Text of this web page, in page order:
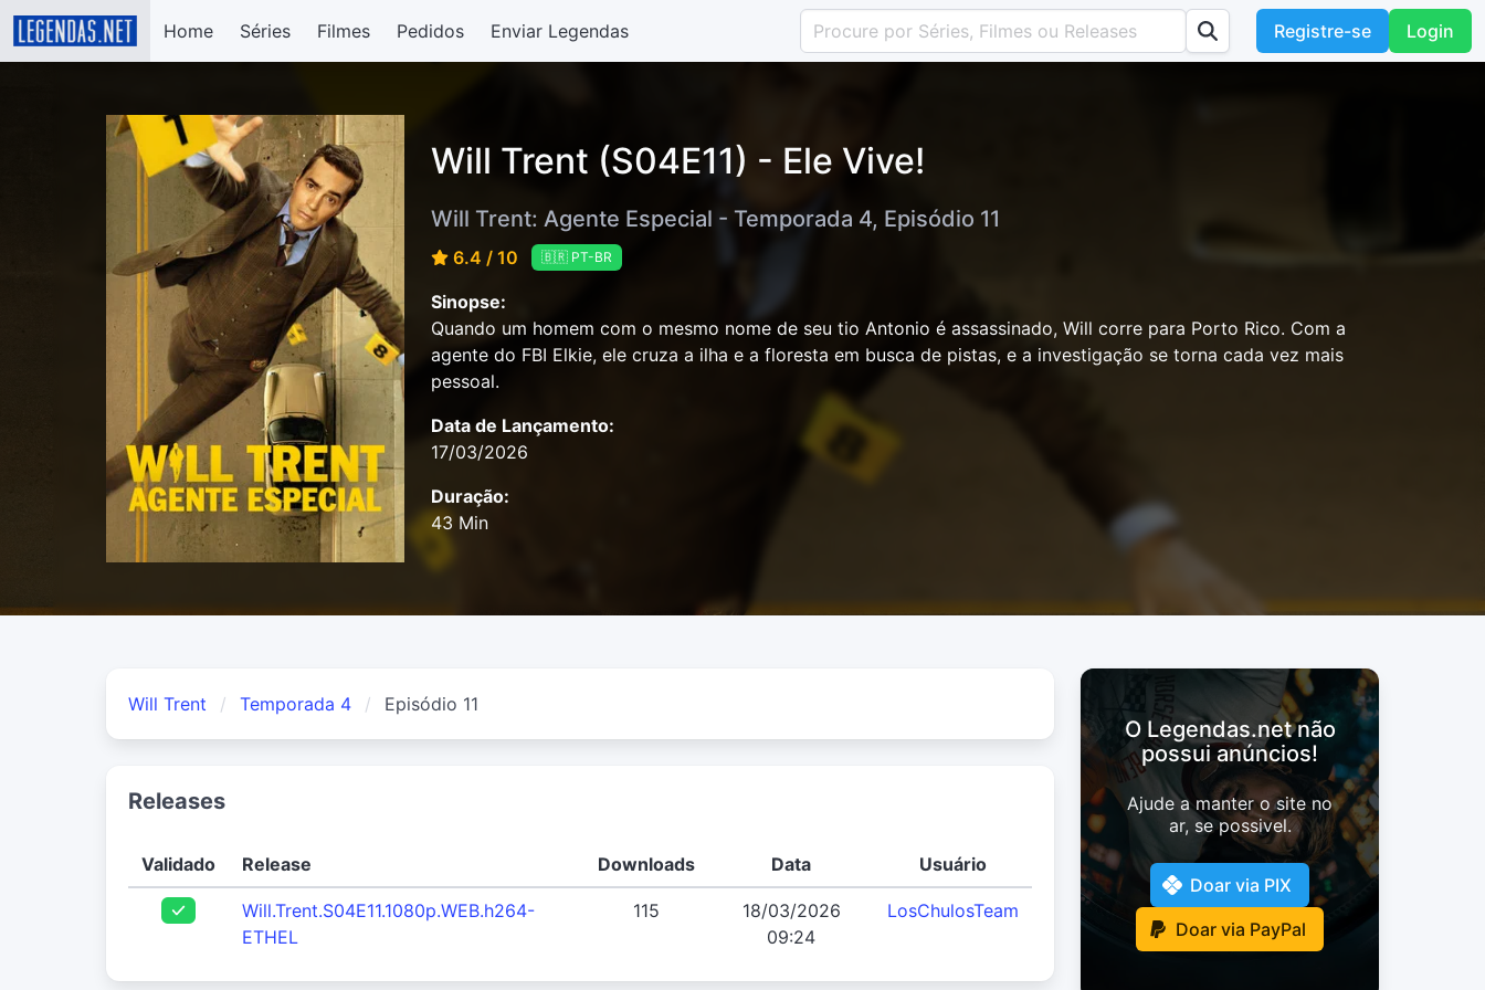
Home Séries Filmes Pedidos Enviar Legendas Registre-se Login
Will Trent (S04E11) - Ele Vive!
Will Trent: Agente Especial - Temporada 4, Episódio 11
6.4 / 10 🇧🇷 PT-BR
Sinopse:
Quando um homem com o mesmo nome de seu tio Antonio é assassinado, Will corre para Porto Rico. Com a
agente do FBI Elkie, ele cruza a ilha e a floresta em busca de pistas, e a investigação se torna cada vez mais
pessoal.
Data de Lançamento:
17/03/2026
Duração:
43 Min
Will Trent Temporada 4 Episódio 11
Releases
Validado Release Downloads Data Usuário
Will.Trent.S04E11.1080p.WEB.h264-
ETHEL
115
18/03/2026
09:24
LosChulosTeam
O Legendas.net não
possui anúncios!
Ajude a manter o site no
ar, se possivel.
Doar via PIX
Doar via PayPal